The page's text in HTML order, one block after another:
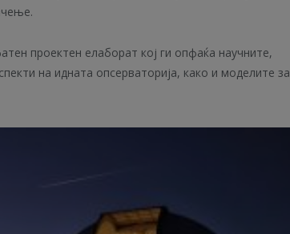
проектен елаборат кој ги опфаќа научните,
на идната опсерваторија, како и моделите за